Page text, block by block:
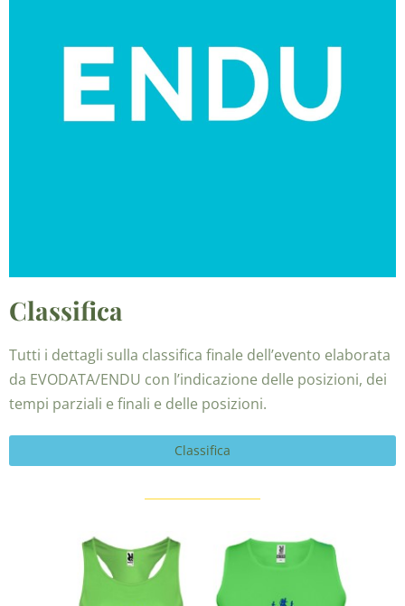
Classifica
Tutti i dettagli sulla classifica finale dell’evento elaborata
da EVODATA/ENDU con l’indicazione delle posizioni, dei
tempi parziali e finali e delle posizioni.
Classifica